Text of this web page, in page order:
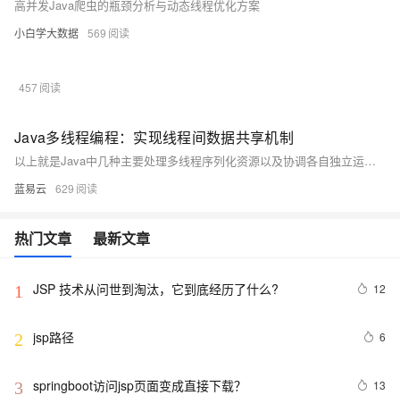
高并发Java爬虫的瓶颈分析与动态线程优化方案
小白学大数据 569
457
Java多线程编程：实现线程间数据共享机制
以上就是Java中几种主要处理多线程序列化资源以及协调各自独立运行但需相互配合以完成任务threads 的技术手段与策略。正确应用上述技术将大大增强你程序稳定性与效率同时也降低bug出现率因此深刻理解每项技术背后理论至关重要.
蓝易云 629
热门文章 最新文章
1 JSP 技术从问世到淘汰，它到底经历了什么? 12
2 jsp路径 6
3 springboot访问jsp页面变成直接下载？ 13